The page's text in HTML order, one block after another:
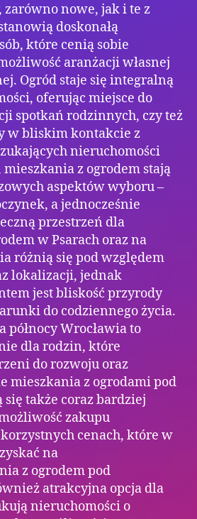
zarówno nowe, jak i te z
doskonałą
które cenią sobie
aranżacji własnej
Ogród staje się integralną
oferując miejsce do
spotkań rodzinnych, czy też
w bliskim kontakcie z
nieruchomości
z ogrodem stają
aspektów wyboru –
a jednocześnie
przestrzeń dla
w Psarach oraz na
różnią się pod względem
lokalizacji, jednak
jest bliskość przyrody
do codziennego życia.
północy Wrocławia to
dla rodzin, które
do rozwoju oraz
mieszkania z ogrodami pod
się także coraz bardziej
zakupu
cenach, które w
na
z ogrodem pod
atrakcyjna opcja dla
nieruchomości o